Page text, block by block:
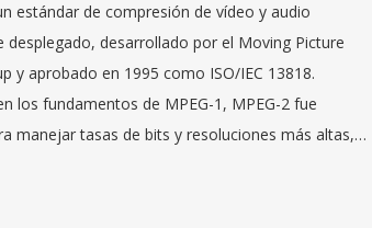
estándar de compresión de vídeo y audio
desplegado, desarrollado por el Moving Picture
y aprobado en 1995 como ISO/IEC 13818.
los fundamentos de MPEG-1, MPEG-2 fue
manejar tasas de bits y resoluciones más altas,
vídeo entrelazado para televisión de difusion,